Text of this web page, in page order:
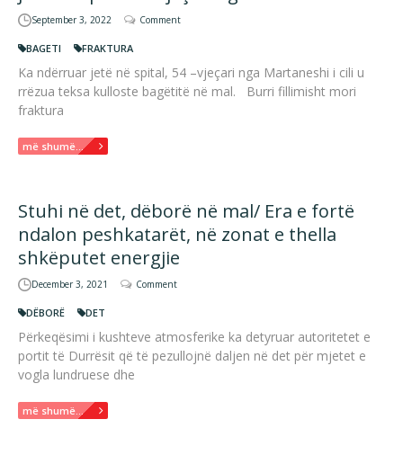
September 3, 2022 Comment
BAGETI FRAKTURA
Ka ndërruar jetë në spital, 54 –vjeçari nga Martaneshi i cili u
rrëzua teksa kulloste bagëtitë në mal. Burri fillimisht mori
fraktura
më shumë...
Stuhi në det, dëborë në mal/ Era e fortë
ndalon peshkatarët, në zonat e thella
shkëputet energjie
December 3, 2021 Comment
DËBORË DET
Përkeqësimi i kushteve atmosferike ka detyruar autoritetet e
portit të Durrësit që të pezullojnë daljen në det për mjetet e
vogla lundruese dhe
më shumë...